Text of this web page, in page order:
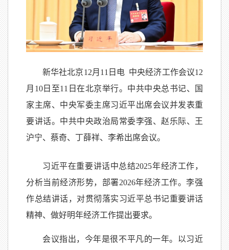
新华社北京12月11日电 中央经济工作会议12
月10日至11日在北京举行。中共中央总书记、国
家主席、中央军委主席习近平出席会议并发表重
要讲话。中共中央政治局常委李强、赵乐际、王
沪宁、蔡奇、丁薛祥、李希出席会议。
习近平在重要讲话中总结2025年经济工作，
分析当前经济形势，部署2026年经济工作。李强
作总结讲话，对贯彻落实习近平总书记重要讲话
精神、做好明年经济工作提出要求。
会议指出，今年是很不平凡的一年。以习近